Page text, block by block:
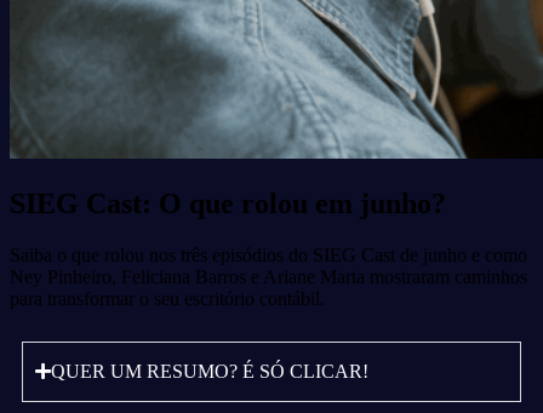
SIEG Cast: O que rolou em junho?
Saiba o que rolou nos três episódios do SIEG Cast de junho e como
Ney Pinheiro, Feliciana Barros e Ariane Marta mostraram caminhos
para transformar o seu escritório contábil.
QUER UM RESUMO? É SÓ CLICAR!